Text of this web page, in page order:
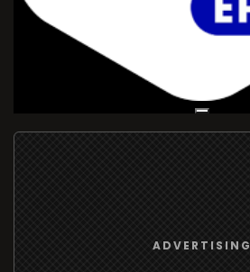
Live Broadcast
ADVERTISING